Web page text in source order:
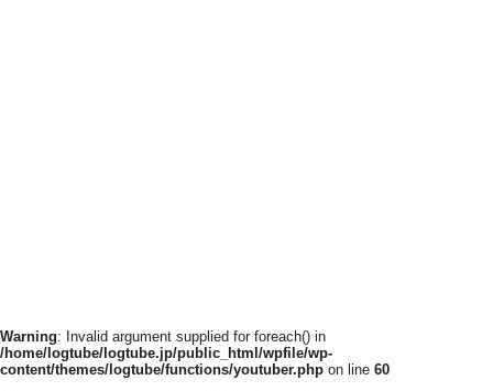
Warning: Invalid argument supplied for foreach() in
/home/logtube/logtube.jp/public_html/wpfile/wp-
content/themes/logtube/functions/youtuber.php on line 60